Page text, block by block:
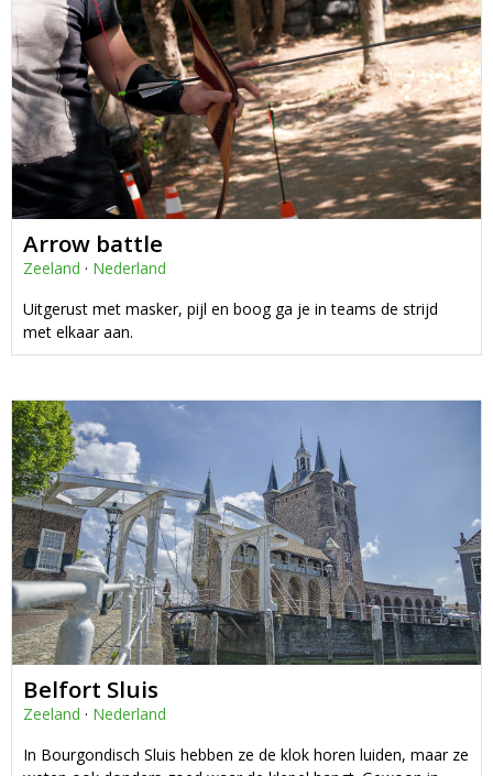
Arrow battle
Zeeland · Nederland
Uitgerust met masker, pijl en boog ga je in teams de strijd
met elkaar aan.
Belfort Sluis
Zeeland · Nederland
In Bourgondisch Sluis hebben ze de klok horen luiden, maar ze